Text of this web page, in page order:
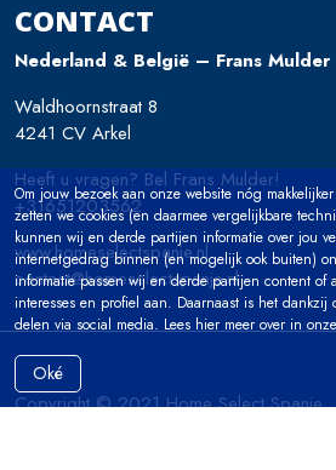
CONTACT
Nederland & België – Frans Mulder
Waldhoornstraat 8
4241 CV Arkel
Heeft u vragen? Bel Frans Mulder!
+31651203562
www.homeselectspanje.nl
contact@homeselectspanje.nl
Copyright © 2021 Home Select Spanje
Om jouw bezoek aan onze website nóg
zetten we cookies (en daarmee vergelijkbare
kunnen wij en derde partijen informatie over jou
internetgedrag binnen (en mogelijk ook buiten)
informatie passen wij en derde partijen content of
interesses en profiel aan. Daarnaast is het dankzij
delen via social media. Lees hier meer over in onze
Oké